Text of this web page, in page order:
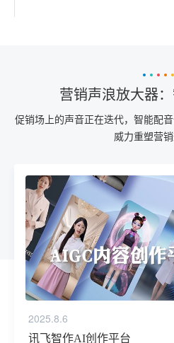
营销声浪放大器
促销场上的声音正在迭代，智能配
威力重塑营销
2025.8.6
讯飞智作AI创作平台